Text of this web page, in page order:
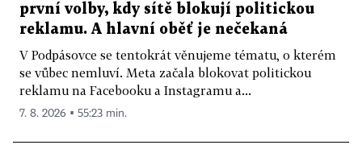
první volby, kdy sítě blokují politickou
reklamu. A hlavní oběť je nečekaná
V Podpásovce se tentokrát věnujeme tématu, o kterém
se vůbec nemluví. Meta začala blokovat politickou
reklamu na Facebooku a Instagramu a...
7. 8. 2026 ▪ 55:23 min.